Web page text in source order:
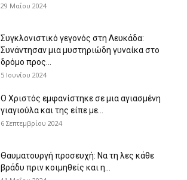
29 Μαΐου 2024
Συγκλονιστικό γεγονός στη Λευκάδα:
Συνάντησαν μια μυστηριώδη γυναίκα στο
δρόμο προς...
5 Ιουνίου 2024
Ο Χριστός εμφανίστηκε σε μια αγιασμένη
γιαγιούλα και της είπε με...
6 Σεπτεμβρίου 2024
Θαυματουργή προσευχή: Να τη λες κάθε
βράδυ πριν κοιμηθείς και η...